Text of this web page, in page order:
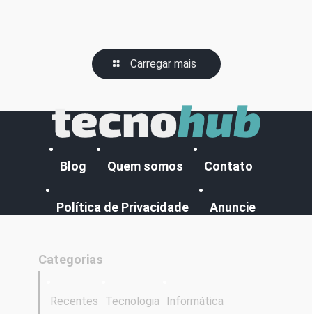
Carregar mais
Blog Quem somos Contato
Política de Privacidade Anuncie
Categorias
Recentes Tecnologia Informática